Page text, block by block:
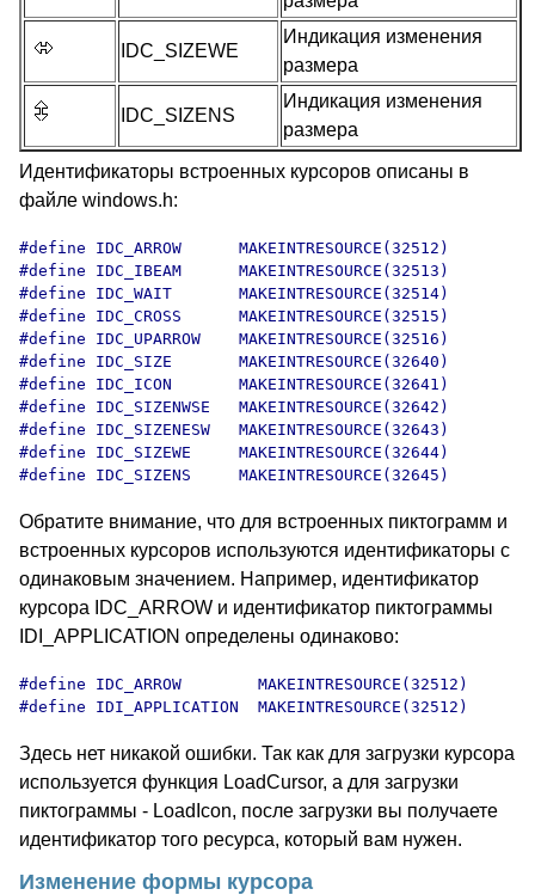
IDC_SIZEWE
Индикация изменения
размера
IDC_SIZENS
Индикация изменения
размера
Идентификаторы встроенных курсоров описаны в
файле windows.h:
#define IDC_ARROW      MAKEINTRESOURCE(32512)
#define IDC_IBEAM      MAKEINTRESOURCE(32513)
#define IDC_WAIT       MAKEINTRESOURCE(32514)
#define IDC_CROSS      MAKEINTRESOURCE(32515)
#define IDC_UPARROW    MAKEINTRESOURCE(32516)
#define IDC_SIZE       MAKEINTRESOURCE(32640)
#define IDC_ICON       MAKEINTRESOURCE(32641)
#define IDC_SIZENWSE   MAKEINTRESOURCE(32642)
#define IDC_SIZENESW   MAKEINTRESOURCE(32643)
#define IDC_SIZEWE     MAKEINTRESOURCE(32644)
#define IDC_SIZENS     MAKEINTRESOURCE(32645)
Обратите внимание, что для встроенных пиктограмм и
встроенных курсоров используются идентификаторы с
одинаковым значением. Например, идентификатор
курсора IDC_ARROW и идентификатор пиктограммы
IDI_APPLICATION определены одинаково:
#define IDC_ARROW        MAKEINTRESOURCE(32512)
#define IDI_APPLICATION  MAKEINTRESOURCE(32512)
Здесь нет никакой ошибки. Так как для загрузки курсора
используется функция LoadCursor, а для загрузки
пиктограммы - LoadIcon, после загрузки вы получаете
идентификатор того ресурса, который вам нужен.
Изменение формы курсора